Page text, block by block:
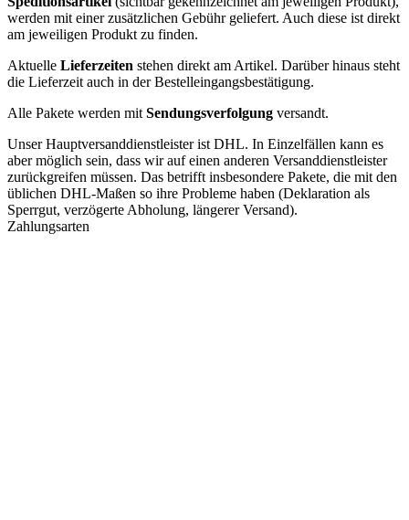
werden mit einer zusätzlichen Gebühr geliefert. Auch diese ist direkt
am jeweiligen Produkt zu finden.
Aktuelle Lieferzeiten stehen direkt am Artikel. Darüber hinaus steht
die Lieferzeit auch in der Bestelleingangsbestätigung.
Alle Pakete werden mit Sendungsverfolgung versandt.
Unser Hauptversanddienstleister ist DHL. In Einzelfällen kann es
aber möglich sein, dass wir auf einen anderen Versanddienstleister
zurückgreifen müssen. Das betrifft insbesondere Pakete, die mit den
üblichen DHL-Maßen so ihre Probleme haben (Deklaration als
Sperrgut, verzögerte Abholung, längerer Versand).
Zahlungsarten